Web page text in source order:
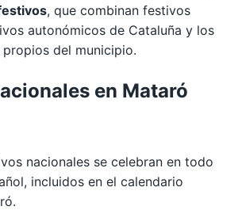
, que combinan festivos
autonómicos de Cataluña y los
del municipio.
en Mataró
nacionales se celebran en todo
incluidos en el calendario